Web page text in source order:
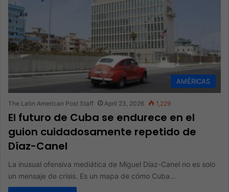
AMÉRICAS
The Latin American Post Staff April 23, 2026 1,229
El futuro de Cuba se endurece en el
guion cuidadosamente repetido de
Díaz-Canel
La inusual ofensiva mediática de Miguel Díaz-Canel no es solo
un mensaje de crisis. Es un mapa de cómo Cuba…